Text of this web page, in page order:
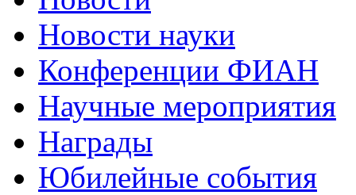
Новости науки
Конференции ФИАН
Научные мероприятия
Награды
Юбилейные события